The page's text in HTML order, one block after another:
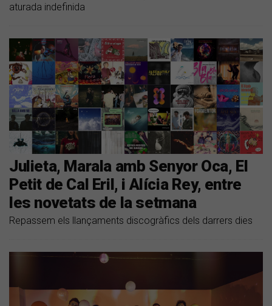
aturada indefinida
Julieta, Marala amb Senyor Oca, El
Petit de Cal Eril, i Alícia Rey, entre
les novetats de la setmana
Repassem els llançaments discogràfics dels darrers dies